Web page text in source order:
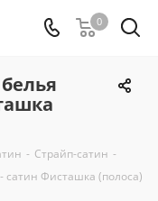
0
- Страйп-сатин -
сатин Фисташка (полоса)